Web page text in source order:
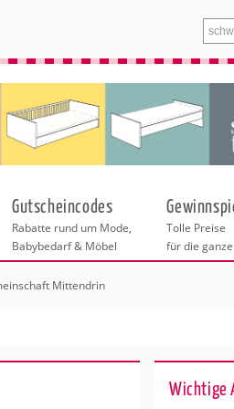
Gutscheincodes
Rabatte rund um Mode,
Babybedarf & Möbel
Tolle Preise
für die
Mittendrin
Wichtige